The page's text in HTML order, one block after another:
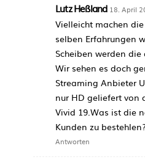
Lutz Heßland 18. April
Vielleicht machen
selben Erfahrungen
Scheiben werden die
Wir sehen es doch
Streaming Anbieter
nur HD geliefert von
Vivid 19.Was ist die
Kunden zu
Antworten